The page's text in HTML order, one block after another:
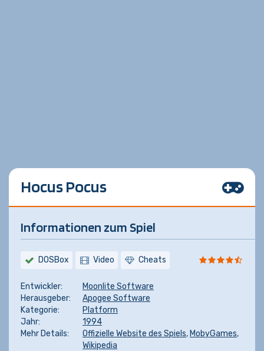
Hocus Pocus
Informationen zum Spiel
DOSBox Video Cheats
Entwickler:
Moonlite Software
Herausgeber:
Apogee Software
Kategorie:
Platform
Jahr:
1994
Mehr Details:
Offizielle Website des Spiels, MobyGames,
Wikipedia